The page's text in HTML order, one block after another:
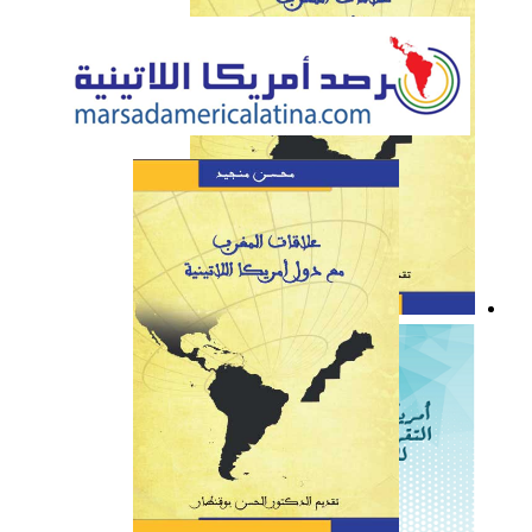
كتاب: علاقات المغرب مع
دول أمريكا اللاتينية